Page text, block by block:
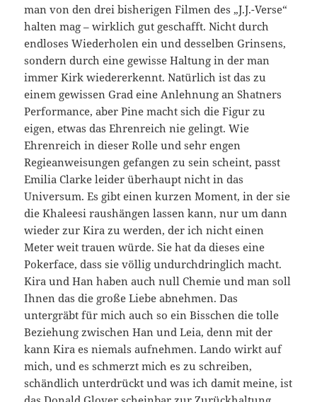
man von den drei bisherigen Filmen des „J.J.-Verse“
halten mag – wirklich gut geschafft. Nicht durch
endloses Wiederholen ein und desselben Grinsens,
sondern durch eine gewisse Haltung in der man
immer Kirk wiedererkennt. Natürlich ist das zu
einem gewissen Grad eine Anlehnung an Shatners
Performance, aber Pine macht sich die Figur zu
eigen, etwas das Ehrenreich nie gelingt. Wie
Ehrenreich in dieser Rolle und sehr engen
Regieanweisungen gefangen zu sein scheint, passt
Emilia Clarke leider überhaupt nicht in das
Universum. Es gibt einen kurzen Moment, in der sie
die Khaleesi raushängen lassen kann, nur um dann
wieder zur Kira zu werden, der ich nicht einen
Meter weit trauen würde. Sie hat da dieses eine
Pokerface, dass sie völlig undurchdringlich macht.
Kira und Han haben auch null Chemie und man soll
Ihnen das die große Liebe abnehmen. Das
untergräbt für mich auch so ein Bisschen die tolle
Beziehung zwischen Han und Leia, denn mit der
kann Kira es niemals aufnehmen. Lando wirkt auf
mich, und es schmerzt mich es zu schreiben,
schändlich unterdrückt und was ich damit meine, ist